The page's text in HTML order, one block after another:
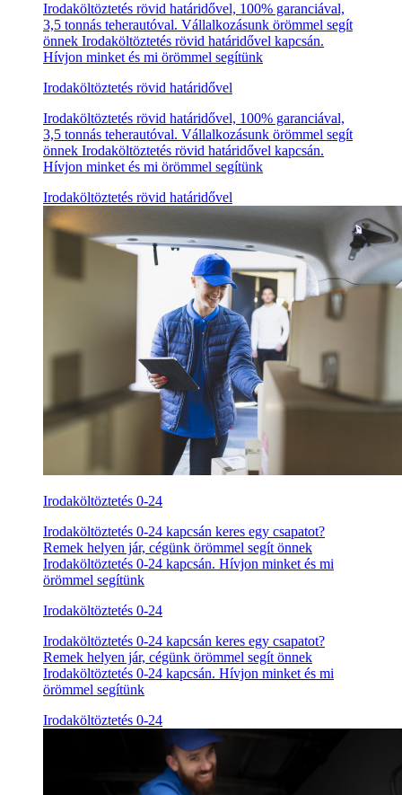
Irodaköltöztetés rövid határidővel, 100% garanciával,
3,5 tonnás teherautóval. Vállalkozásunk örömmel segít
önnek Irodaköltöztetés rövid határidővel kapcsán.
Hívjon minket és mi örömmel segítünk
Irodaköltöztetés rövid határidővel
Irodaköltöztetés rövid határidővel, 100% garanciával,
3,5 tonnás teherautóval. Vállalkozásunk örömmel segít
önnek Irodaköltöztetés rövid határidővel kapcsán.
Hívjon minket és mi örömmel segítünk
Irodaköltöztetés rövid határidővel
Irodaköltöztetés 0-24
Irodaköltöztetés 0-24 kapcsán keres egy csapatot?
Remek helyen jár, cégünk örömmel segít önnek
Irodaköltöztetés 0-24 kapcsán. Hívjon minket és mi
örömmel segítünk
Irodaköltöztetés 0-24
Irodaköltöztetés 0-24 kapcsán keres egy csapatot?
Remek helyen jár, cégünk örömmel segít önnek
Irodaköltöztetés 0-24 kapcsán. Hívjon minket és mi
örömmel segítünk
Irodaköltöztetés 0-24